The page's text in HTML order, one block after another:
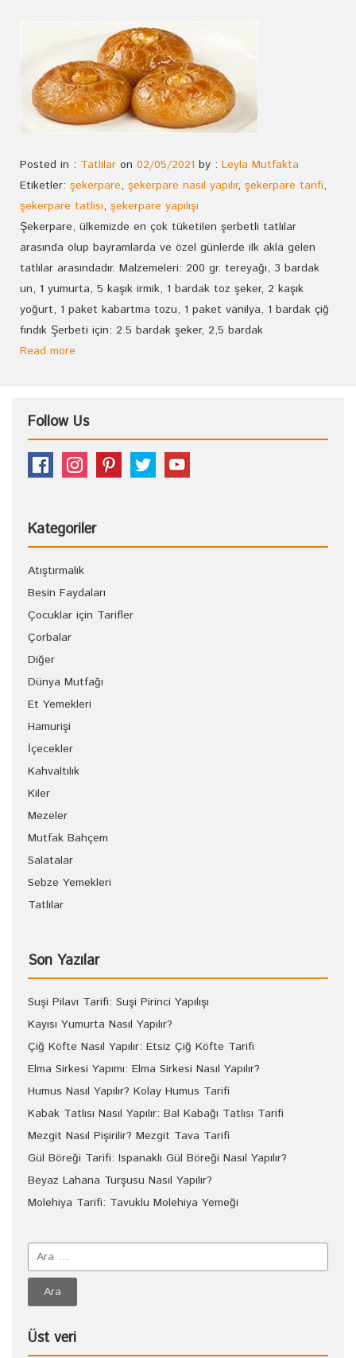
Posted in : Tatlılar on 02/05/2021 by : Leyla Mutfakta
Etiketler: şekerpare, şekerpare nasıl yapılır, şekerpare tarifi,
şekerpare tatlısı, şekerpare yapılışı
Şekerpare, ülkemizde en çok tüketilen şerbetli tatlılar
arasında olup bayramlarda ve özel günlerde ilk akla gelen
tatlılar arasındadır. Malzemeleri: 200 gr. tereyağı, 3 bardak
un, 1 yumurta, 5 kaşık irmik, 1 bardak toz şeker, 2 kaşık
yoğurt, 1 paket kabartma tozu, 1 paket vanilya, 1 bardak çiğ
fındık Şerbeti için: 2.5 bardak şeker, 2,5 bardak
Read more
Follow Us
Kategoriler
Atıştırmalık
Besin Faydaları
Çocuklar için Tarifler
Çorbalar
Diğer
Dünya Mutfağı
Et Yemekleri
Hamurişi
İçecekler
Kahvaltılık
Kiler
Mezeler
Mutfak Bahçem
Salatalar
Sebze Yemekleri
Tatlılar
Son Yazılar
Suşi Pilavı Tarifi: Suşi Pirinci Yapılışı
Kayısı Yumurta Nasıl Yapılır?
Çiğ Köfte Nasıl Yapılır: Etsiz Çiğ Köfte Tarifi
Elma Sirkesi Yapımı: Elma Sirkesi Nasıl Yapılır?
Humus Nasıl Yapılır? Kolay Humus Tarifi
Kabak Tatlısı Nasıl Yapılır: Bal Kabağı Tatlısı Tarifi
Mezgit Nasıl Pişirilir? Mezgit Tava Tarifi
Gül Böreği Tarifi: Ispanaklı Gül Böreği Nasıl Yapılır?
Beyaz Lahana Turşusu Nasıl Yapılır?
Molehiya Tarifi: Tavuklu Molehiya Yemeği
Üst veri